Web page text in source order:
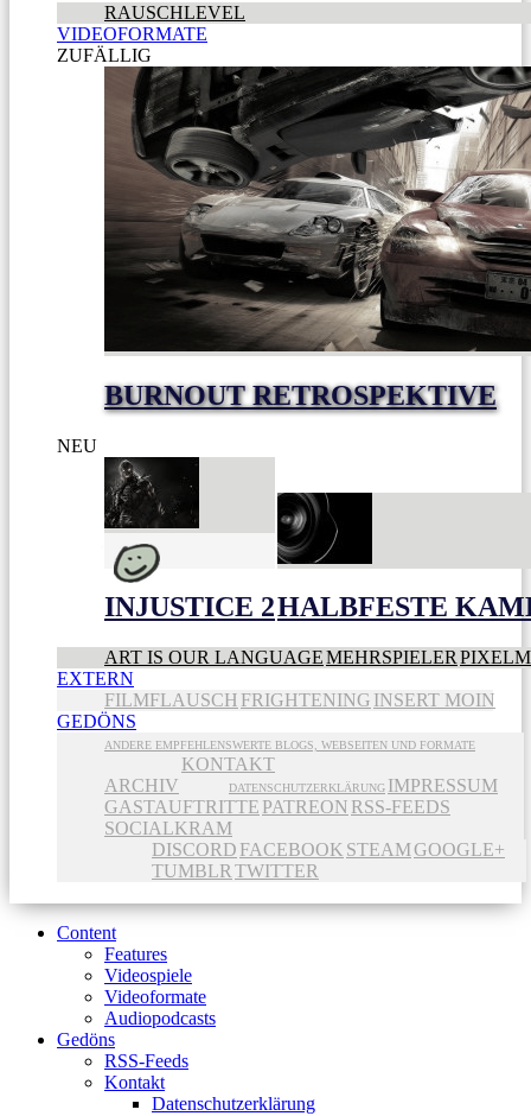
RAUSCHLEVEL
VIDEOFORMATE
ZUFÄLLIG
BURNOUT RETROSPEKTIVE
NEU
INJUSTICE 2HALBFESTE
ART IS OUR LANGUAGEMEHRSPIELER
EXTERN
FILMFLAUSCH FRIGHTENING INSERT MOIN
GEDÖNS
ANDERE EMPFEHLENSWERTE BLOGS, WEBSEITEN UND FORMATE
ARCHIV
KONTAKT
DATENSCHUTZERKLÄRUNG IMPRESSUM
GASTAUFTRITTE PATREON RSS-FEEDS
SOCIALKRAM
DISCORD FACEBOOK STEAMGOOGLE+
TUMBLR TWITTER
Content
Features
Videospiele
Videoformate
Audiopodcasts
Gedöns
RSS-Feeds
Kontakt
Datenschutzerklärung